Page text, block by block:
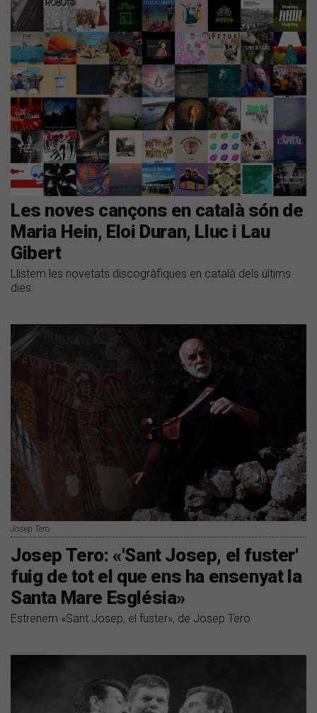
Les noves cançons en català són de
Maria Hein, Eloi Duran, Lluc i Lau
Gibert
Llistem les novetats discogràfiques en català dels últims
dies
Josep Tero
Josep Tero: «'Sant Josep, el fuster'
fuig de tot el que ens ha ensenyat la
Santa Mare Església»
Estrenem «Sant Josep, el fuster», de Josep Tero